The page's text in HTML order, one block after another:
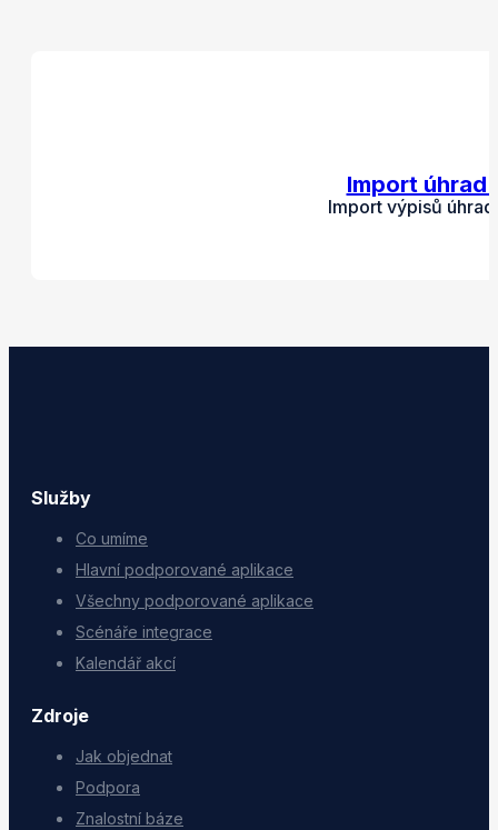
Import úhrad
Import výpisů
Služby
Co umíme
Hlavní podporované aplikace
Všechny podporované aplikace
Scénáře integrace
Kalendář akcí
Zdroje
Jak objednat
Podpora
Znalostní báze